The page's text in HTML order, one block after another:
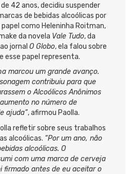
42 anos, decidiu suspender
de bebidas alcoólicas por
como Heleninha Roitman,
da novela Vale Tudo, da
jornal O Globo, ela falou sobre
esse papel representa.
marcou um grande avanço.
contribuiu para que
o Alcoólicos Anônimos
no número de
ajuda”, afirmou Paolla.
refletir sobre seus trabalhos
alcoólicas. “Por um ano, não
alcoólicas. O
com uma marca de cerveja
firmado antes de eu aceitar o